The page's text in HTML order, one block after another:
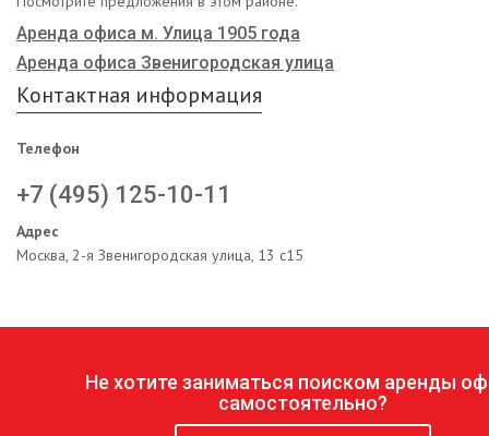
Аренда офиса м. Улица 1905 года
Аренда офиса Звенигородская улица
Контактная информация
Телефон
+7 (495) 125-10-11
Адрес
Москва, 2-я Звенигородская улица, 13 с15
Не хотите заниматься поиском аренды
самостоятельно?